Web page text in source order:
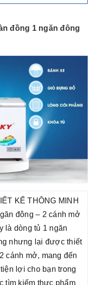
đồng 1 ngăn đông
KẾ THÔNG MINH
đông – 2 cánh mở
là dòng tủ 1 ngăn
nhưng lại được thiết
cánh mở, mang đến
lợi cho bạn trong
tìm kiếm thực phẩm